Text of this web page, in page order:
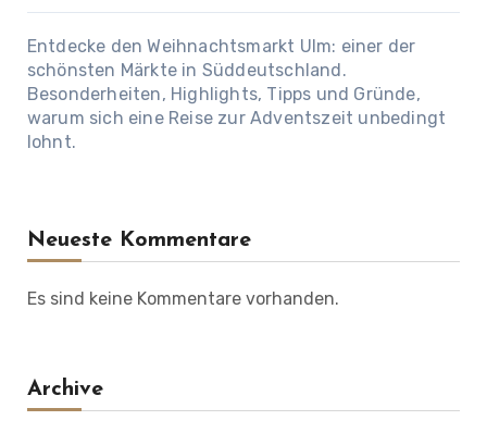
Entdecke den Weihnachtsmarkt Ulm: einer der
schönsten Märkte in Süddeutschland.
Besonderheiten, Highlights, Tipps und Gründe,
warum sich eine Reise zur Adventszeit unbedingt
lohnt.
Neueste Kommentare
Es sind keine Kommentare vorhanden.
Archive